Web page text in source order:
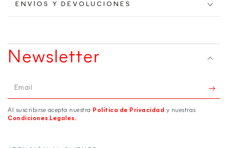
ENVÍOS Y DEVOLUCIONES
Newsletter
Email
Al suscribirse acepta nuestra Política de Privacidad y nuestras
Condiciones Legales.